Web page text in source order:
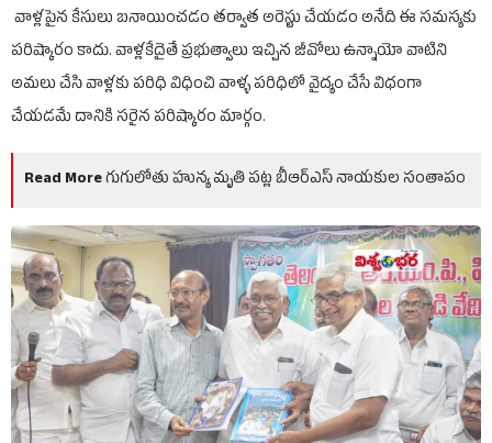
వాళ్లపైన కేసులు బనాయించడం తర్వాత అరెస్టు చేయడం అనేది ఈ సమస్యకు
పరిష్కారం కాదు. వాళ్లకేదైతే ప్రభుత్వాలు ఇచ్చిన జీవోలు ఉన్నాయో వాటిని
అమలు చేసి వాళ్లకు పరిధి విధించి వాళ్ళ పరిధిలో వైద్యం చేసే విధంగా
చేయడమే దానికి సరైన పరిష్కారం మార్గం.
Read Moreగుగులోతు హున్య మృతి పట్ల బీఆర్ఎస్ నాయకుల సంతాపం